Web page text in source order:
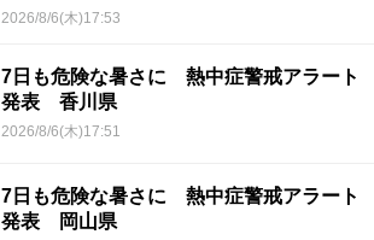
2026/8/6(木)17:53
7日も危険な暑さに 熱中症警戒アラート
発表 香川県
2026/8/6(木)17:51
7日も危険な暑さに 熱中症警戒アラート
発表 岡山県